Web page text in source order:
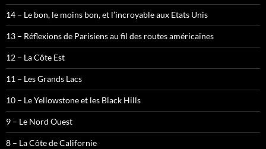
14 – Le bon, le moins bon, et l’incroyable aux Etats Unis
13 – Réflexions de Parisiens au fil des routes américaines
12 – La Côte Est
11 – Les Grands Lacs
10 – Le Yellowstone et les Black Hills
9 – Le Nord Ouest
8 – La Côte de Californie